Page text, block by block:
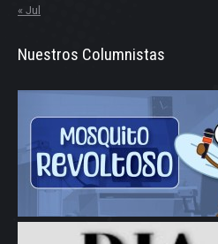
« Jul
Nuestros Columnistas